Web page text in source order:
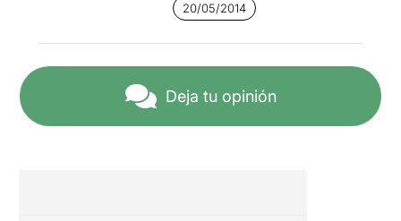
20/05/2014
Deja tu opinión